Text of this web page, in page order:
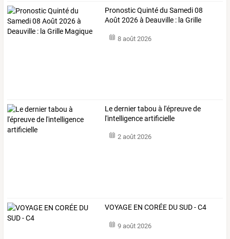
Pronostic Quinté du Samedi 08
Août 2026 à Deauville : la Grille
8 août 2026
Le dernier tabou à l'épreuve de
l'intelligence artificielle
2 août 2026
VOYAGE EN CORÉE DU SUD - C4
9 août 2026